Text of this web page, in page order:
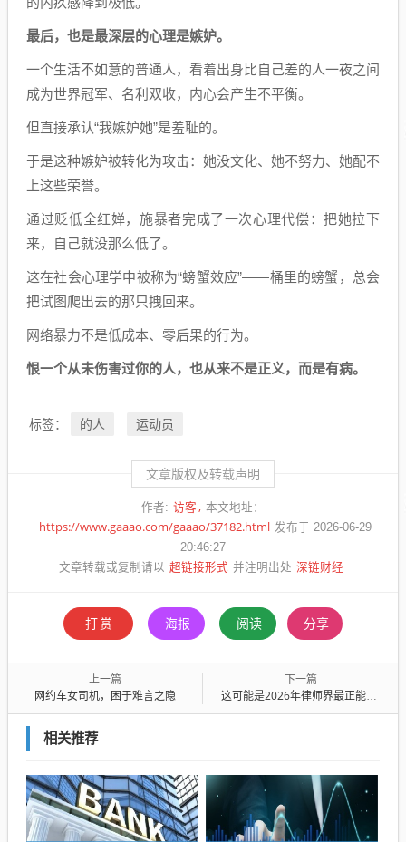
最后，也是最深层的心理是嫉妒。
一个生活不如意的普通人，看着出身比自己差的人一夜之间
成为世界冠军、名利双收，内心会产生不平衡。
但直接承认“我嫉妒她”是羞耻的。
于是这种嫉妒被转化为攻击：她没文化、她不努力、她配不
上这些荣誉。
通过贬低全红婵，施暴者完成了一次心理代偿：把她拉下
来，自己就没那么低了。
这在社会心理学中被称为“螃蟹效应”——桶里的螃蟹，总会
把试图爬出去的那只拽回来。
网络暴力不是低成本、零后果的行为。
恨一个从未伤害过你的人，也从来不是正义，而是有病。
标签： 的人 运动员
文章版权及转载声明
作者: 访客 本文地址：
https://www.gaaao.com/gaaao/37182.html 发布于 2026-06-29
20:46:27
文章转载或复制请以 超链接形式 并注明出处 深链财经
打赏 海报 阅读 分享
上一篇
网约车女司机，困于难言之隐
下一篇
这可能是2026年律师界最正能量的事
相关推荐